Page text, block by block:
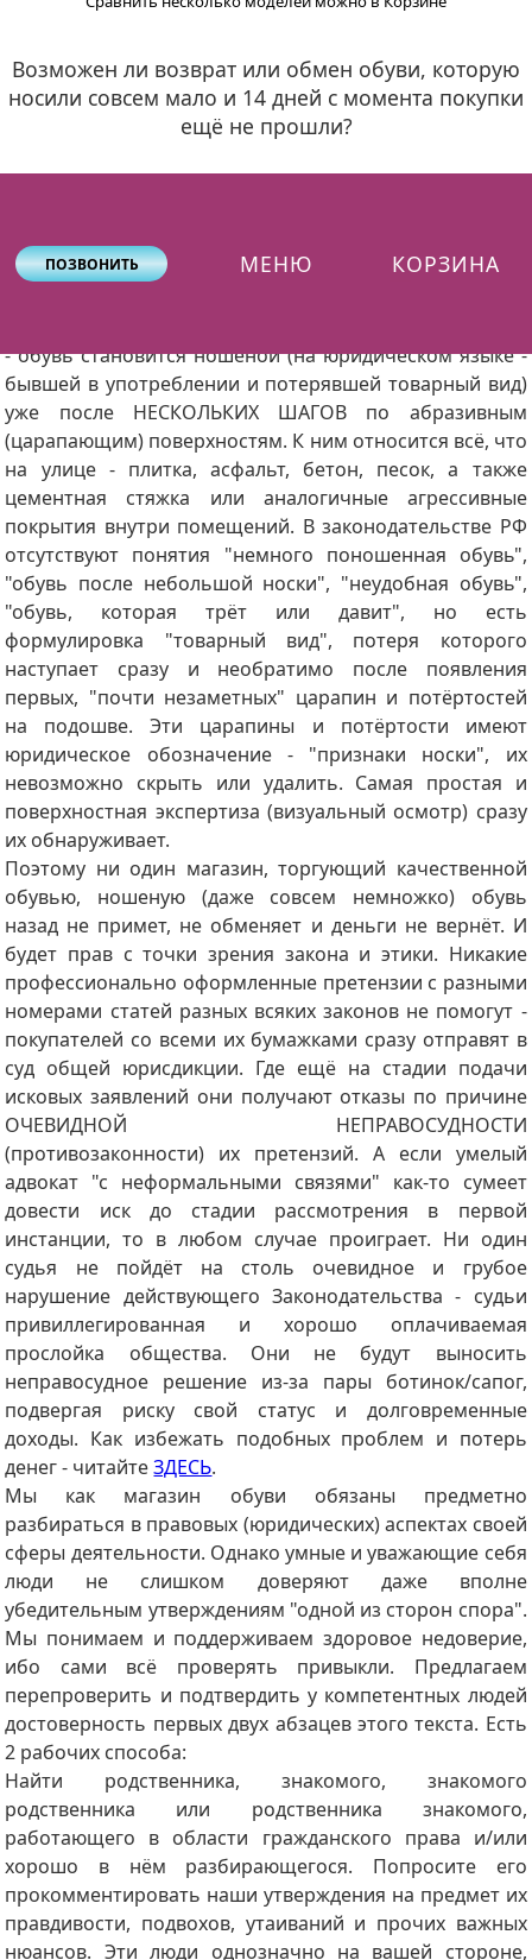
ПОЗВОНИТЬ МЕНЮ КОРЗИНА
Возможен ли возврат или обмен обуви, которую
носили совсем мало и 14 дней с момента покупки
ещё не прошли?
покупки прошло меньше 5-10 минут. В российском
законодательстве это правило закреплено ясно и
- обувь становится ношеной (на юридическом языке -
бывшей в употреблении и потерявшей товарный вид)
уже после НЕСКОЛЬКИХ ШАГОВ по абразивным
(царапающим) поверхностям. К ним относится всё, что
на улице - плитка, асфальт, бетон, песок, а также
цементная стяжка или аналогичные агрессивные
покрытия внутри помещений. В законодательстве РФ
отсутствуют понятия "немного поношенная обувь",
"обувь после небольшой носки", "неудобная обувь",
"обувь, которая трёт или давит", но есть
формулировка "товарный вид", потеря которого
наступает сразу и необратимо после появления
первых, "почти незаметных" царапин и потёртостей
на подошве. Эти царапины и потёртости имеют
юридическое обозначение - "признаки носки", их
невозможно скрыть или удалить. Самая простая и
поверхностная экспертиза (визуальный осмотр) сразу
их обнаруживает.
Поэтому ни один магазин, торгующий качественной
обувью, ношеную (даже совсем немножко) обувь
назад не примет, не обменяет и деньги не вернёт. И
будет прав с точки зрения закона и этики. Никакие
профессионально оформленные претензии с разными
номерами статей разных всяких законов не помогут -
покупателей со всеми их бумажками сразу отправят в
суд общей юрисдикции. Где ещё на стадии подачи
исковых заявлений они получают отказы по причине
ОЧЕВИДНОЙ НЕПРАВОСУДНОСТИ
(противозаконности) их претензий. А если умелый
адвокат "с неформальными связями" как-то сумеет
довести иск до стадии рассмотрения в первой
инстанции, то в любом случае проиграет. Ни один
судья не пойдёт на столь очевидное и грубое
нарушение действующего Законодательства - судьи
привиллегированная и хорошо оплачиваемая
прослойка общества. Они не будут выносить
неправосудное решение из-за пары ботинок/сапог,
подвергая риску свой статус и долговременные
доходы. Как избежать подобных проблем и потерь
денег - читайтеЗДЕСЬ.
Мы как магазин обуви обязаны предметно
разбираться в правовых (юридических) аспектах своей
сферы деятельности. Однако умные и уважающие себя
люди не слишком доверяют даже вполне
убедительным утверждениям "одной из сторон спора".
Мы понимаем и поддерживаем здоровое недоверие,
ибо сами всё проверять привыкли. Предлагаем
перепроверить и подтвердить у компетентных людей
достоверность первых двух абзацев этого текста. Есть
2 рабочих способа:
Найти родственника, знакомого, знакомого
родственника или родственника знакомого,
работающего в области гражданского права и/или
хорошо в нём разбирающегося. Попросите его
прокомментировать наши утверждения на предмет их
правдивости, подвохов, утаиваний и прочих важных
нюансов. Эти люди однозначно на вашей стороне,